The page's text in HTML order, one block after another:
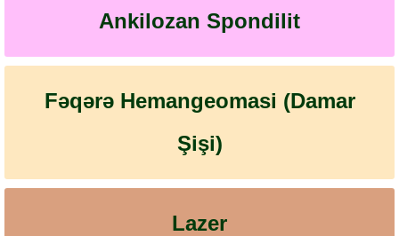
Ankilozan Spondilit
Fəqərə Hemangeomasi (Damar
Şişi)
Lazer